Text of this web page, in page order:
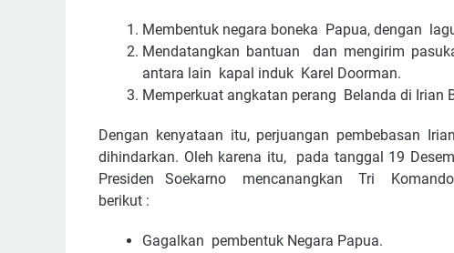
Membentuk negara boneka Papua, dengan
Mendatangkan bantuan dan mengirim
antara lain kapal induk Karel Doorman.
Memperkuat angkatan perang Belanda di Irian
Dengan kenyataan itu, perjuangan pembebasan
dihindarkan. Oleh karena itu, pada tanggal 19
Presiden Soekarno mencanangkan Tri
berikut :
Gagalkan pembentuk Negara Papua.